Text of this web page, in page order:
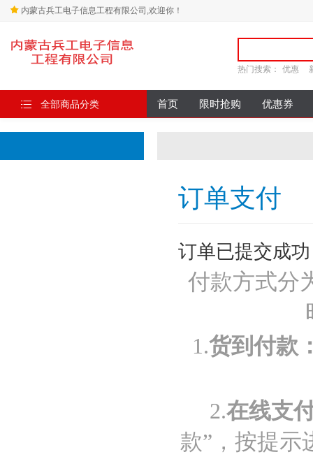
内蒙古兵工电子信息工程有限公司,欢迎你！
热门搜索： 优惠
全部商品分类 首页 限时抢购 优惠券
订单支付
订单已提交成
付款方式分
1.货到付款
2.在线支
款”，按提示